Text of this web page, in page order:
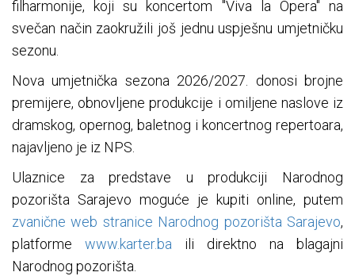
filharmonije, koji su koncertom "Viva la Opera" na
svečan način zaokružili još jednu uspješnu umjetničku
sezonu.
Nova umjetnička sezona 2026/2027. donosi brojne
premijere, obnovljene produkcije i omiljene naslove iz
dramskog, opernog, baletnog i koncertnog repertoara,
najavljeno je iz NPS.
Ulaznice za predstave u produkciji Narodnog
pozorišta Sarajevo moguće je kupiti online, putem
zvanične web stranice Narodnog pozorišta Sarajevo,
platforme www.karter.ba ili direktno na blagajni
Narodnog pozorišta.